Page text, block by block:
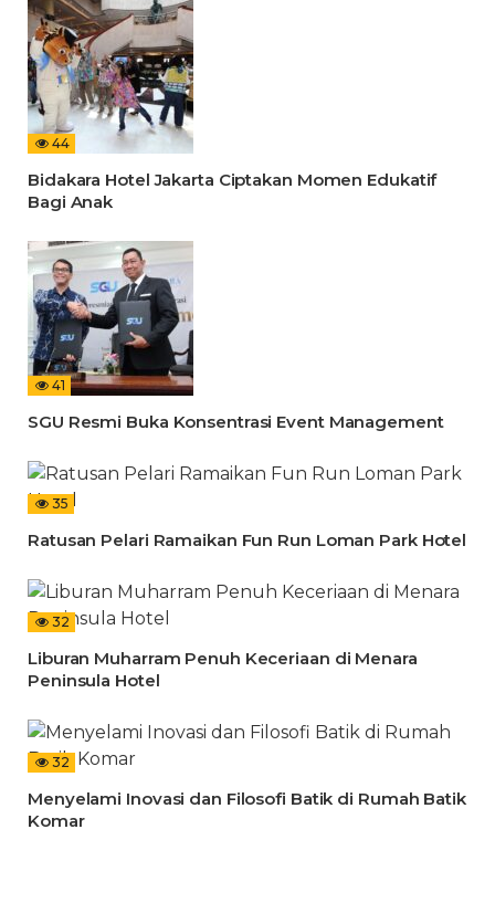
44
Bidakara Hotel Jakarta Ciptakan Momen Edukatif
Bagi Anak
41
SGU Resmi Buka Konsentrasi Event Management
35
Ratusan Pelari Ramaikan Fun Run Loman Park Hotel
32
Liburan Muharram Penuh Keceriaan di Menara
Peninsula Hotel
32
Menyelami Inovasi dan Filosofi Batik di Rumah Batik
Komar